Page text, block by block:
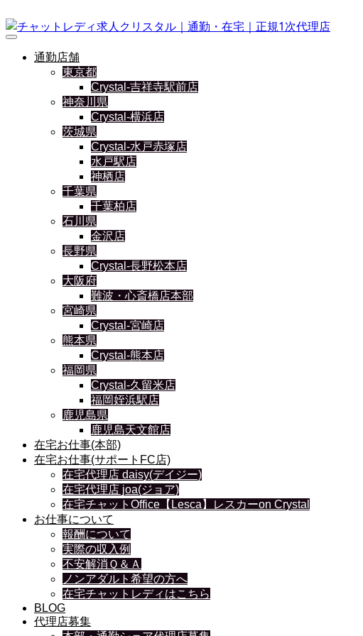
通勤店舗
東京都
Crystal-吉祥寺駅前店
神奈川県
Crystal-横浜店
茨城県
Crystal-水戸赤塚店
水戸駅店
神栖店
千葉県
千葉柏店
石川県
金沢店
長野県
Crystal-長野松本店
大阪府
難波・心斎橋店本部
宮崎県
Crystal-宮崎店
熊本県
Crystal-熊本店
福岡県
Crystal-久留米店
福岡姪浜駅店
鹿児島県
鹿児島天文館店
在宅お仕事(本部)
在宅お仕事(サポートFC店)
在宅代理店 daisy(デイジー)
在宅代理店 joa(ジョア)
在宅チャットOffice【Lesca】レスカーon Crystal
お仕事について
報酬について
実際の収入例
不安解消Ｑ＆Ａ
ノンアダルト希望の方へ
在宅チャットレディはこちら
BLOG
代理店募集